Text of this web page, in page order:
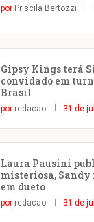
por Priscila Bertozzi
Gipsy Kings terá
convidado em
Brasil
por redacao 31 de
Laura Pausini
misteriosa, Sandy
em dueto
por redacao 31 de